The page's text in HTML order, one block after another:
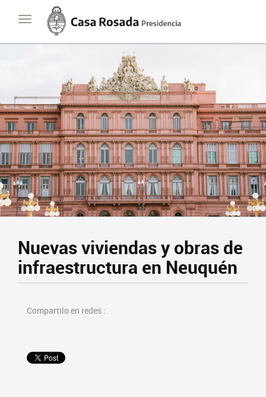
Toggle
navigation
Casa
Rosada
Presidencia
de
Nuevas viviendas y obras de
infraestructura en Neuquén
Compartilo en redes :